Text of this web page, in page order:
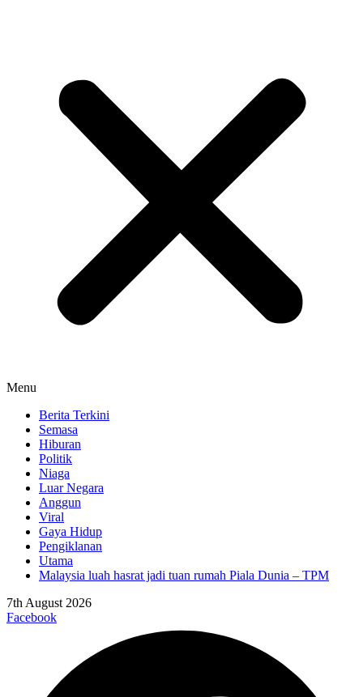
Menu
Berita Terkini
Semasa
Hiburan
Politik
Niaga
Luar Negara
Anggun
Viral
Gaya Hidup
Pengiklanan
Utama
Malaysia luah hasrat jadi tuan rumah Piala Dunia – TPM
7th August 2026
Facebook